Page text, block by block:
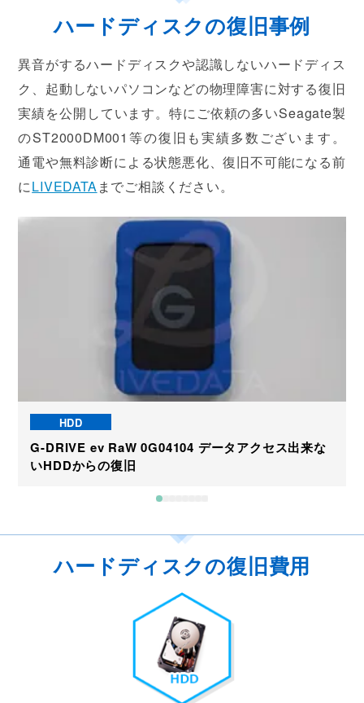
ハードディスクの復旧事例
異音がするハードディスクや認識しないハードディス
ク、起動しないパソコンなどの物理障害に対する復旧
実績を公開しています。特にご依頼の多いSeagate製
のST2000DM001等の復旧も実績多数ございます。
通電や無料診断による状態悪化、復旧不可能になる前
にLIVEDATAまでご相談ください。
HDD
G-DRIVE ev RaW 0G04104 データアクセス出来な
いHDDからの復旧
ハードディスクの復旧費用